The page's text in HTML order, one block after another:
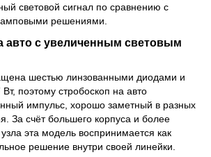
световой сигнал по сравнению с
решениями.
авто с увеличенным световым
шестью линзованными диодами и
поэтому стробоскоп на авто
импульс, хорошо заметный в разных
За счёт большего корпуса и более
эта модель воспринимается как
решение внутри своей линейки.